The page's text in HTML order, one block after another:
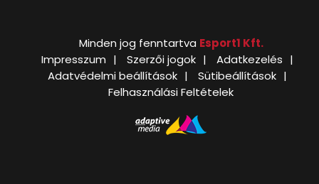
Minden jog fenntartva Esport1 Kft.
Impresszum
Szerzői jogok
Adatkezelés
Adatvédelmi beállítások
Sütibeállítások
Felhasználási Feltételek